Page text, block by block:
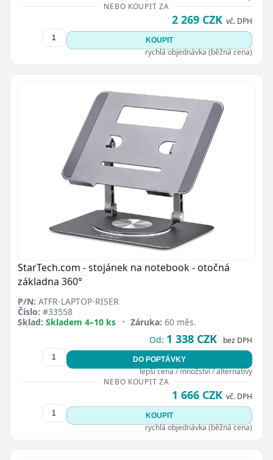
Zavřít
NEBO KOUPIT ZA
2 269 CZK vč. DPH
KOUPIT
rychlá objednávka (běžná cena)
StarTech.com - stojánek na notebook - otočná
základna 360°
P/N: ATFR-LAPTOP-RISER
Číslo: #33558
Sklad: Skladem 4–10 ks • Záruka: 60 měs.
Od: 1 338 CZK bez DPH
DO POPTÁVKY
lepší cena / množství / alternativy
NEBO KOUPIT ZA
1 666 CZK vč. DPH
KOUPIT
rychlá objednávka (běžná cena)